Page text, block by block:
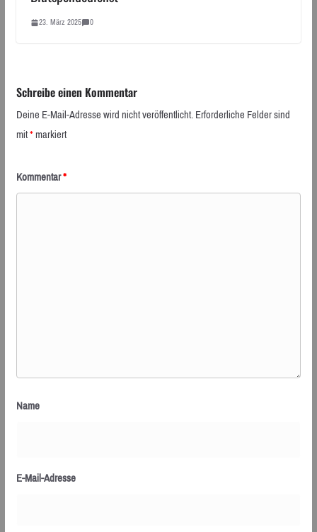
23. März 2025 0
Schreibe einen Kommentar
Deine E-Mail-Adresse wird nicht veröffentlicht.Erforderliche Felder sind
mit*markiert
Kommentar*
Name
E-Mail-Adresse